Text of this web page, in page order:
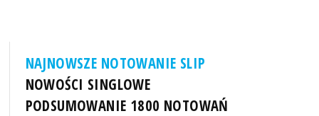
NAJNOWSZE NOTOWANIE SLIP
NOWOŚCI SINGLOWE
PODSUMOWANIE 1800 NOTOWAŃ